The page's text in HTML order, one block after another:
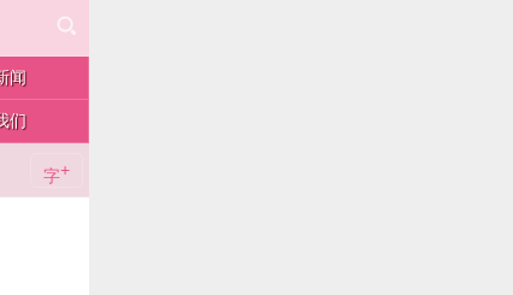
闻
们
字+